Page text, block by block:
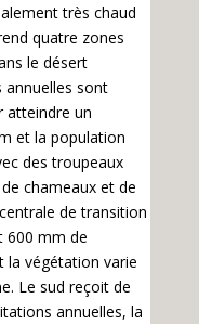
très chaud
quatre zones
le désert
annuelles sont
atteindre un
et la population
des troupeaux
chameaux et de
de transition
600 mm de
la végétation varie
Le sud reçoit de
annuelles, la